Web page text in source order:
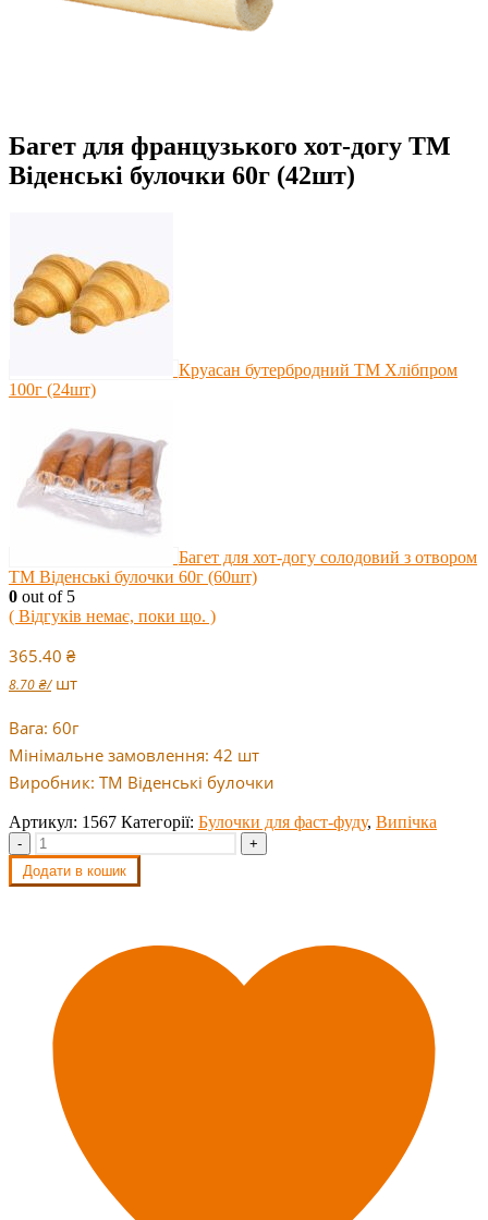
Багет для французького хот-догу ТМ
Віденські булочки 60г (42шт)
Круасан бутербродний ТМ Хлібпром
100г (24шт)
Багет для хот-догу солодовий з отвором
ТМ Віденські булочки 60г (60шт)
0 out of 5
( Відгуків немає, поки що. )
365.40 ₴
8.70₴/ шт
Вага: 60г
Мінімальне замовлення: 42 шт
Виробник: ТМ Віденські булочки
Артикул: 1567 Категорії: Булочки для фаст-фуду, Випічка
-
+
Додати в кошик